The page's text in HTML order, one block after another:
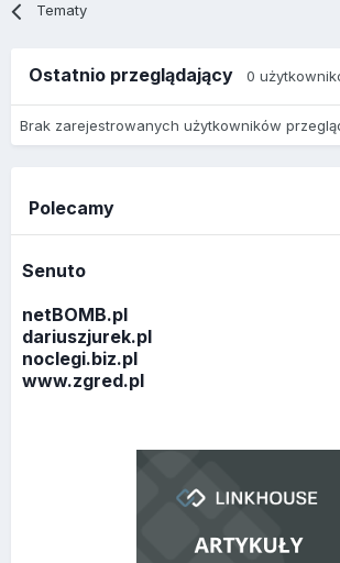
Tematy
Ostatnio przeglądający 0
Brak zarejestrowanych użytkowników
Polecamy
Senuto
netBOMB.pl
dariuszjurek.pl
noclegi.biz.pl
www.zgred.pl